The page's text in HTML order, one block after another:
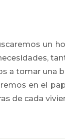
un
a tomar una
en el
de cada